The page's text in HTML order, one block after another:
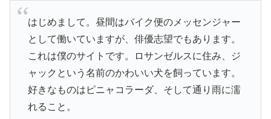
はじめまして。昼間はバイク便のメッセンジャー
として働いていますが、俳優志望でもあります。
これは僕のサイトです。ロサンゼルスに住み、ジ
ャックという名前のかわいい犬を飼っています。
好きなものはピニャコラーダ、そして通り雨に濡
れること。